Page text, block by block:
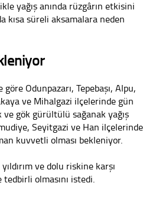
yağış anında rüzgârın etkisini
kısa süreli aksamalara neden
Odunpazarı, Tepebaşı, Alpu,
ve Mihalgazi ilçelerinde gün
ve gök gürültülü sağanak yağış
Seyitgazi ve Han ilçelerinde
kuvvetli olması bekleniyor.
ve dolu riskine karşı
olmasını istedi.